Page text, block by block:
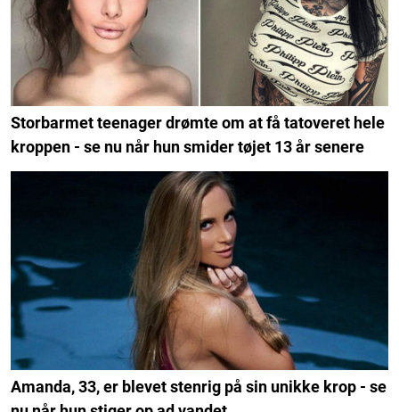
Storbarmet teenager drømte om at få tatoveret hele
kroppen - se nu når hun smider tøjet 13 år senere
Amanda, 33, er blevet stenrig på sin unikke krop - se